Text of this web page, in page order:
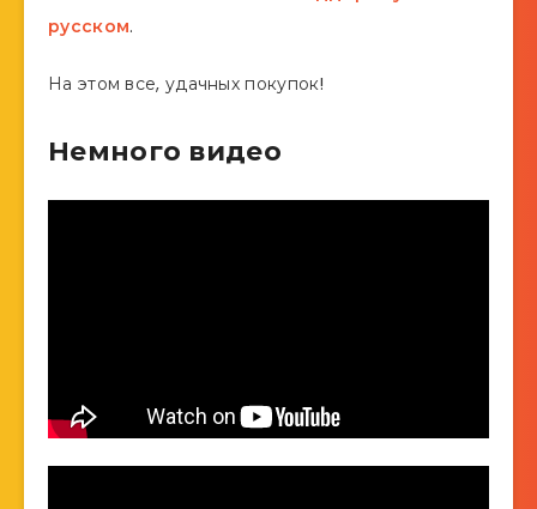
русском.
На этом все, удачных покупок!
Немного видео